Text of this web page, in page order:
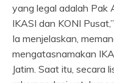
yang legal adalah Pak
IKASI dan KONI
Ia menjelaskan,
mengatasnamakan
Jatim. Saat itu, secara